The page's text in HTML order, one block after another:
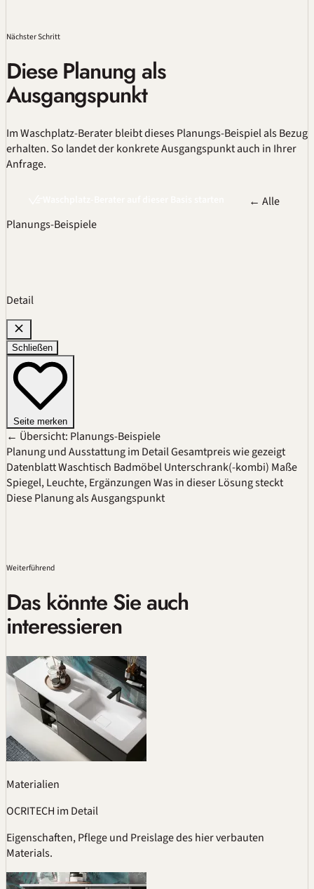
Nächster Schritt
Diese Planung als
Ausgangspunkt
ImWaschplatz-Beraterbleibt dieses Planungs-Beispiel als Bezug
erhalten. So landet der konkrete Ausgangspunkt auch in Ihrer
Anfrage.
← Alle
Planungs-Beispiele
Detail
Schließen
Seite merken
← Übersicht: Planungs-Beispiele
Planung und Ausstattung im DetailGesamtpreis wie gezeigt
DatenblattWaschtisch BadmöbelUnterschrank(-kombi) Maße
Spiegel, Leuchte, ErgänzungenWas in dieser Lösung steckt
Diese Planung als Ausgangspunkt
Weiterführend
Das könnte Sie auch
interessieren
Materialien
OCRITECH im Detail
Eigenschaften, Pflege und Preislage des hier verbauten
Materials.